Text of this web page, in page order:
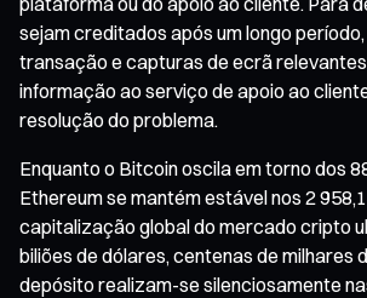
sejam creditados após um longo
transação e capturas de ecrã
informação ao serviço de apoio ao
resolução do problema.
Enquanto o Bitcoin oscila em torno dos
Ethereum se mantém estável nos 2
capitalização global do mercado cripto
biliões de dólares, centenas de milhares
depósito realizam-se silenciosamente